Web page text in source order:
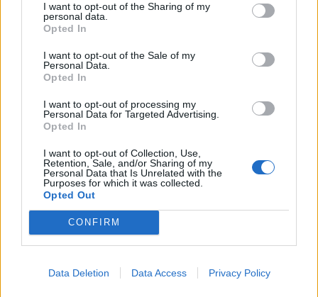
I want to opt-out of the Sharing of my
personal data.
Opted In
I want to opt-out of the Sale of my
Personal Data.
Opted In
I want to opt-out of processing my
Personal Data for Targeted Advertising.
Opted In
I want to opt-out of Collection, Use,
Retention, Sale, and/or Sharing of my
Personal Data that Is Unrelated with the
Purposes for which it was collected.
Opted Out
CONFIRM
Data Deletion Data Access Privacy Policy
29 Οκτωβρίου 2022
συνεχίζεται με έναν 18χρονο να χάνει τη ζωή του
στα Χανιά μετά από σύγκρουση δύο μοτοσικλετών,